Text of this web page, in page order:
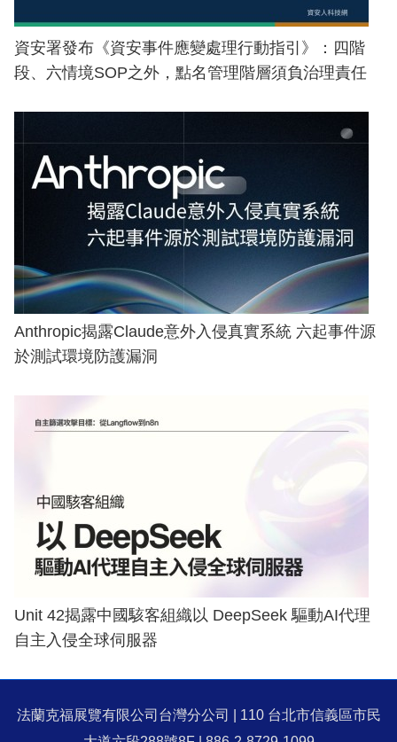
資安署發布《資安事件應變處理行動指引》：四階
段、六情境SOP之外，點名管理階層須負治理責任
Anthropic揭露Claude意外入侵真實系統 六起事件源
於測試環境防護漏洞
Unit 42揭露中國駭客組織以 DeepSeek 驅動AI代理
自主入侵全球伺服器
法蘭克福展覽有限公司台灣分公司 | 110 台北市信義區市民